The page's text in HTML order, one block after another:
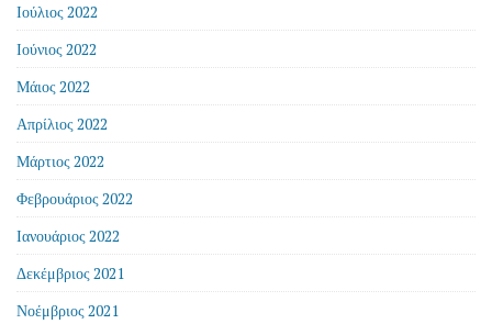
Ιούλιος 2022
Ιούνιος 2022
Μάιος 2022
Απρίλιος 2022
Μάρτιος 2022
Φεβρουάριος 2022
Ιανουάριος 2022
Δεκέμβριος 2021
Νοέμβριος 2021